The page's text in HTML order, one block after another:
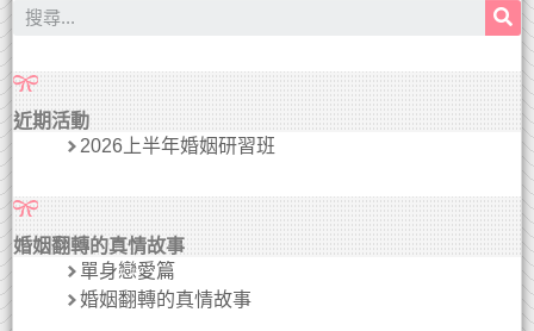
近期活動
2026上半年婚姻研習班
婚姻翻轉的真情故事
單身戀愛篇
婚姻翻轉的真情故事